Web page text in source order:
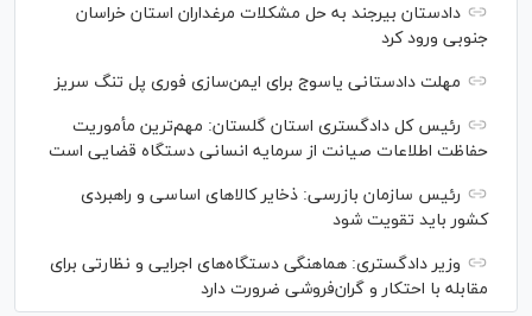
دادستان بیرجند به حل مشکلات مرغداران استان خراسان
جنوبی ورود کرد
مهلت دادستانی یاسوج برای ایمن‌سازی فوری پل تنگ سریز
رئیس کل دادگستری استان گلستان: مهم‌ترین مأموریت
حفاظت اطلاعات صیانت از سرمایه انسانی دستگاه قضایی است
رئیس سازمان بازرسی: ذخایر کالاهای اساسی و راهبردی
کشور باید تقویت شود
وزیر دادگستری: هماهنگی دستگاه‌های اجرایی و نظارتی برای
مقابله با احتکار و گران‌فروشی ضرورت دارد